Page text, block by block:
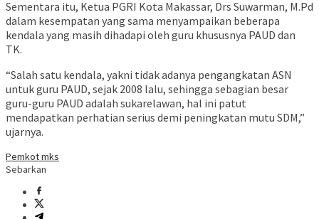
Sementara itu, Ketua PGRI Kota Makassar, Drs Suwarman, M.Pd
dalam kesempatan yang sama menyampaikan beberapa
kendala yang masih dihadapi oleh guru khususnya PAUD dan
TK.
“Salah satu kendala, yakni tidak adanya pengangkatan ASN
untuk guru PAUD, sejak 2008 lalu, sehingga sebagian besar
guru-guru PAUD adalah sukarelawan, hal ini patut
mendapatkan perhatian serius demi peningkatan mutu SDM,”
ujarnya.
Pemkot mks
Sebarkan